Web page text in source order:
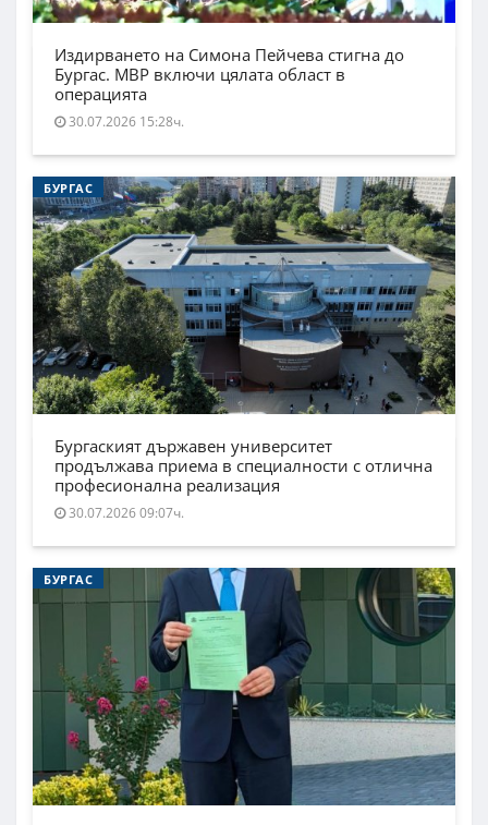
Издирването на Симона Пейчева стигна до
Бургас. МВР включи цялата област в
операцията
30.07.2026 15:28ч.
БУРГАС
Бургаският държавен университет
продължава приема в специалности с отлична
професионална реализация
30.07.2026 09:07ч.
БУРГАС